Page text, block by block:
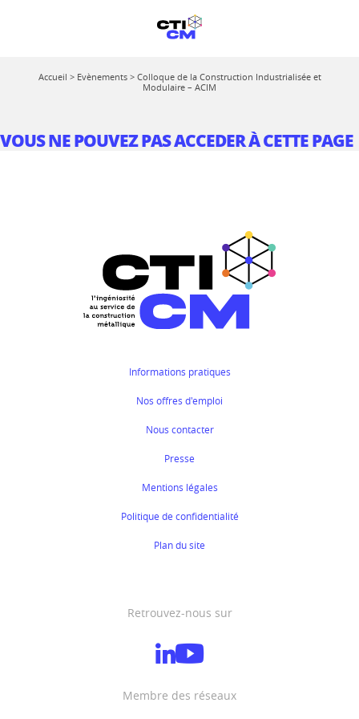
Accueil > Evènements> Colloque de la Construction Industrialisée et
Modulaire – ACIM
VOUS NE POUVEZ PAS ACCEDER À CETTE PAGE
Informations pratiques
Nos offres d'emploi
Nous contacter
Presse
Mentions légales
Politique de confidentialité
Plan du site
Retrouvez-nous sur
Membre des réseaux